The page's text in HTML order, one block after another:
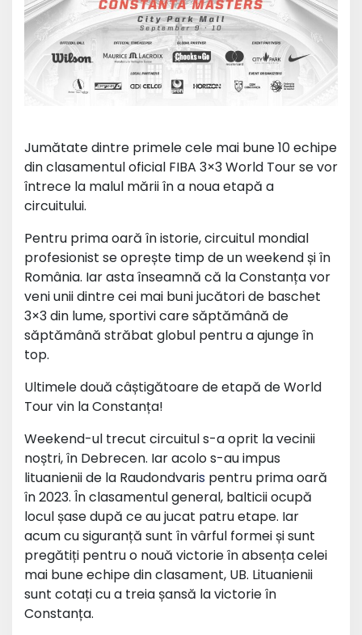
Jumătate dintre primele cele mai bune 10 echipe
din clasamentul oficial FIBA 3×3 World Tour se vor
întrece la malul mării în a noua etapă a
circuitului.
Pentru prima oară în istorie, circuitul mondial
profesionist se oprește timp de un weekend și în
România. Iar asta înseamnă că la Constanța vor
veni unii dintre cei mai buni jucători de baschet
3×3 din lume, sportivi care săptămână de
săptămână străbat globul pentru a ajunge în
top.
Ultimele două câștigătoare de etapă de World
Tour vin la Constanța!
Weekend-ul trecut circuitul s-a oprit la vecinii
noștri, în Debrecen. Iar acolo s-au impus
lituanienii de la Raudondvaris pentru prima oară
în 2023. În clasamentul general, balticii ocupă
locul șase după ce au jucat patru etape. Iar
acum cu siguranță sunt în vârful formei și sunt
pregătiți pentru o nouă victorie în absența celei
mai bune echipe din clasament, UB. Lituanienii
sunt cotați cu a treia șansă la victorie în
Constanța.